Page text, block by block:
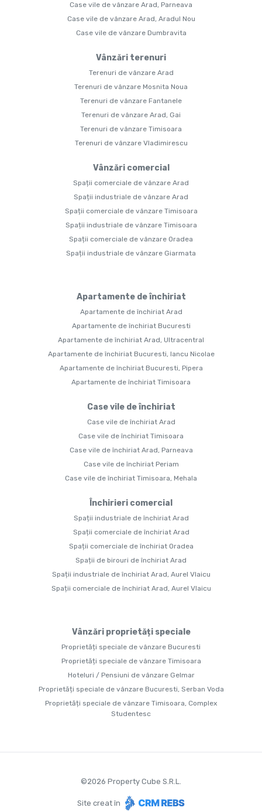
Case vile de vânzare Arad, Parneava
Case vile de vânzare Arad, Aradul Nou
Case vile de vânzare Dumbravita
Vânzări terenuri
Terenuri de vânzare Arad
Terenuri de vânzare Mosnita Noua
Terenuri de vânzare Fantanele
Terenuri de vânzare Arad, Gai
Terenuri de vânzare Timisoara
Terenuri de vânzare Vladimirescu
Vânzări comercial
Spații comerciale de vânzare Arad
Spații industriale de vânzare Arad
Spații comerciale de vânzare Timisoara
Spații industriale de vânzare Timisoara
Spații comerciale de vânzare Oradea
Spații industriale de vânzare Giarmata
Apartamente de închiriat
Apartamente de închiriat Arad
Apartamente de închiriat Bucuresti
Apartamente de închiriat Arad, Ultracentral
Apartamente de închiriat Bucuresti, Iancu Nicolae
Apartamente de închiriat Bucuresti, Pipera
Apartamente de închiriat Timisoara
Case vile de închiriat
Case vile de închiriat Arad
Case vile de închiriat Timisoara
Case vile de închiriat Arad, Parneava
Case vile de închiriat Periam
Case vile de închiriat Timisoara, Mehala
Închirieri comercial
Spații industriale de închiriat Arad
Spații comerciale de închiriat Arad
Spații comerciale de închiriat Oradea
Spații de birouri de închiriat Arad
Spații industriale de închiriat Arad, Aurel Vlaicu
Spații comerciale de închiriat Arad, Aurel Vlaicu
Vânzări proprietăți speciale
Proprietăți speciale de vânzare Bucuresti
Proprietăți speciale de vânzare Timisoara
Hoteluri / Pensiuni de vânzare Gelmar
Proprietăți speciale de vânzare Bucuresti, Serban Voda
Proprietăți speciale de vânzare Timisoara, Complex
Studentesc
©2026 Property Cube S.R.L.
Site creat în